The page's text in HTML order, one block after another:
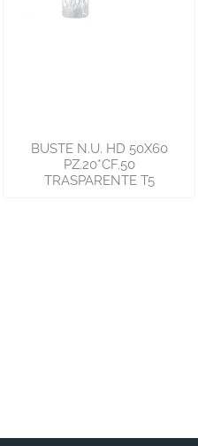
BUSTE N.U. HD 50X60
PZ.20*CF.50
TRASPARENTE T5